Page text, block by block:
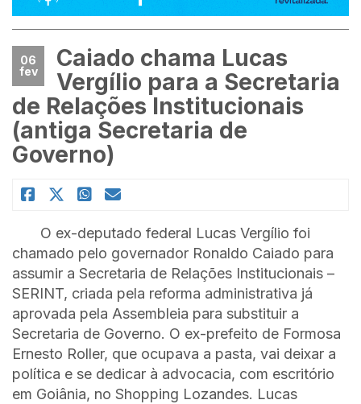
06
fev
Caiado chama Lucas
Vergílio para a Secretaria
de Relações Institucionais
(antiga Secretaria de
Governo)
O ex-deputado federal Lucas Vergílio foi
chamado pelo governador Ronaldo Caiado para
assumir a Secretaria de Relações Institucionais –
SERINT, criada pela reforma administrativa já
aprovada pela Assembleia para substituir a
Secretaria de Governo. O ex-prefeito de Formosa
Ernesto Roller, que ocupava a pasta, vai deixar a
política e se dedicar à advocacia, com escritório
em Goiânia, no Shopping Lozandes. Lucas